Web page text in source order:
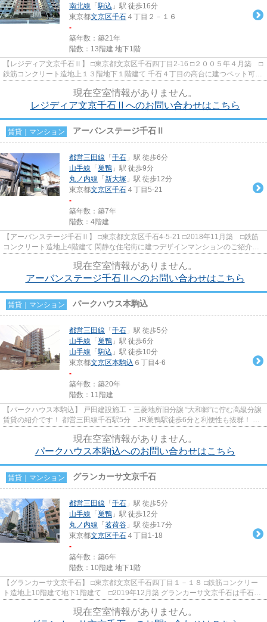
南北線 「駒込 」駅 徒歩16分
東京都文京区千石 ４丁目２－１６
-
築年数：築21年
階数：13階建 地下1階
【レジディア文京千石Ⅱ】 □東京都文京区千石四丁目2-16 □２００５年４月築 □
鉄筋コンクリート造地上１３階地下１階建て 千石４丁目の高台に建つペット可高
現在空室情報がありません。
レジディア文京千石Ⅱへのお問い合わせはこちら
賃貸｜マンション アーバンステージ千石Ⅱ
都営三田線 「 千石 」駅 徒歩6分
山手線 「 巣鴨 」駅 徒歩9分
丸ノ内線 「 新大塚 」駅 徒歩12分
東京都文京区千石 ４丁目5-21
-
築年数：築7年
階数：4階建
【アーバンステージ千石Ⅱ】 □東京都文京区千石4-5-21 □2018年11月築 □鉄筋
コンクリート造地上4階建て 閑静な住宅街に建つデザインマンションのご紹介で
現在空室情報がありません。
アーバンステージ千石Ⅱへのお問い合わせはこちら
賃貸｜マンション パークハウス本駒込
都営三田線 「 千石 」駅 徒歩5分
山手線 「 巣鴨 」駅 徒歩6分
山手線 「駒込 」駅 徒歩10分
東京都文京区本駒込 ６丁目4-6
-
築年数：築20年
階数：11階建
【パークハウス本駒込】 戸田建設施工・三菱地所旧分譲 “大和郷”に佇む高級分譲
賃貸の紹介です！ 都営三田線千石駅5分 JR巣鴨駅徒歩6分と利便性も抜群！ 駕
現在空室情報がありません。
パークハウス本駒込へのお問い合わせはこちら
賃貸｜マンション グランカーサ文京千石
都営三田線 「 千石 」駅 徒歩5分
山手線 「 巣鴨 」駅 徒歩12分
丸ノ内線 「 茗荷谷 」駅 徒歩17分
東京都文京区千石 ４丁目1-18
-
築年数：築6年
階数：10階建 地下1階
【グランカーサ文京千石】 □東京都文京区千石四丁目１－１８ □鉄筋コンクリー
ト造地上10階建て地下1階建て □2019年12月築 グランカーサ文京千石は千石駅
現在空室情報がありません。